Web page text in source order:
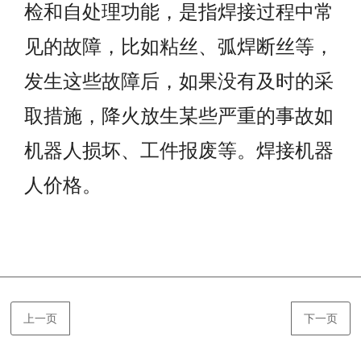
检和自处理功能，是指焊接过程中常
见的故障，比如粘丝、弧焊断丝等，
发生这些故障后，如果没有及时的采
取措施，降火放生某些严重的事故如
机器人损坏、工件报废等。焊接机器
人价格。
上一页 下一页